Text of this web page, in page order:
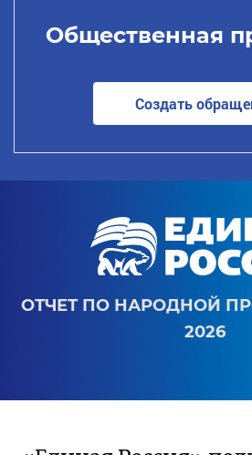
Общественная
Создать
ОТЧЕТ ПО НАРОДНОЙ
2026